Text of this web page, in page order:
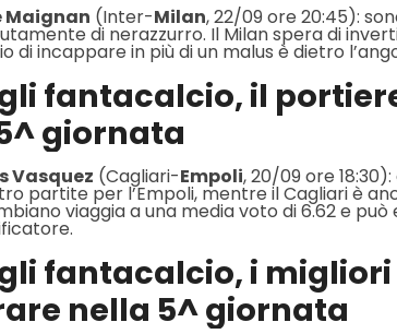
Maignan (Inter-Milan, 22/09 ore 20:45):
di nerazzurro. Il Milan spera di
di incappare in più di un malus è dietro
fantacalcio, il
giornata
Vasquez (Cagliari-Empoli, 20/09 ore
partite per l’Empoli, mentre il Cagliari è
viaggia a una media voto di 6.62 e
fantacalcio, i
nella 5^ giornata